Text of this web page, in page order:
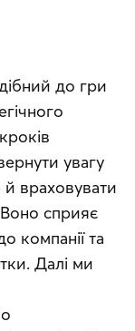
до гри
увагу
й враховувати
сприяє
компанії та
Далі ми